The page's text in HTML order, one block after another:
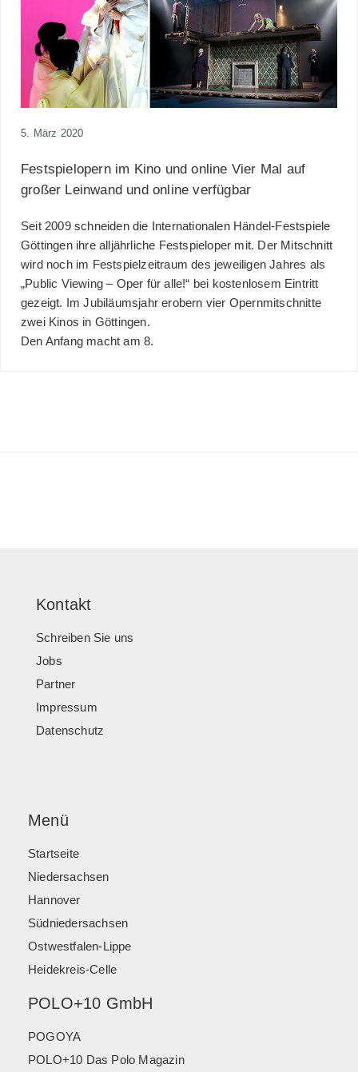
5. März 2020
Festspielopern im Kino und online Vier Mal auf
großer Leinwand und online verfügbar
Seit 2009 schneiden die
Internationalen Händel-Festspiele
Göttingenihre alljährliche Festspieloper mit. Der Mitschnitt
wird noch im Festspielzeitraum des jeweiligen Jahres als
„Public Viewing – Oper für alle!“ bei kostenlosem Eintritt
gezeigt. Im Jubiläumsjahr erobern vier Opernmitschnitte
zwei Kinos in Göttingen.
Den Anfang macht am 8.
Kontakt
Schreiben Sie uns
Jobs
Partner
Impressum
Datenschutz
Menü
Startseite
Niedersachsen
Hannover
Südniedersachsen
Ostwestfalen-Lippe
Heidekreis-Celle
POLO+10 GmbH
POGOYA
POLO+10 Das Polo Magazin